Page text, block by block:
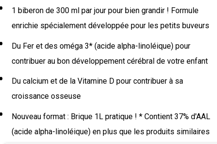
1 biberon de 300 ml par jour pour bien grandir ! Formule
enrichie spécialement développée pour les petits buveurs
Du Fer et des oméga 3* (acide alpha-linoléique) pour
contribuer au bon développement cérébral de votre enfant
Du calcium et de la Vitamine D pour contribuer à sa
croissance osseuse
Nouveau format : Brique 1L pratique ! * Contient 37% d'AAL
(acide alpha-linoléique) en plus que les produits similaires